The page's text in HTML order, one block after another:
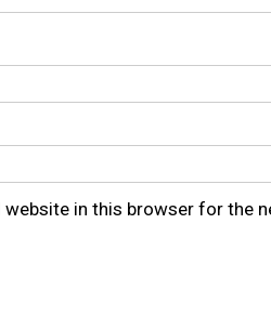
website in this browser for the